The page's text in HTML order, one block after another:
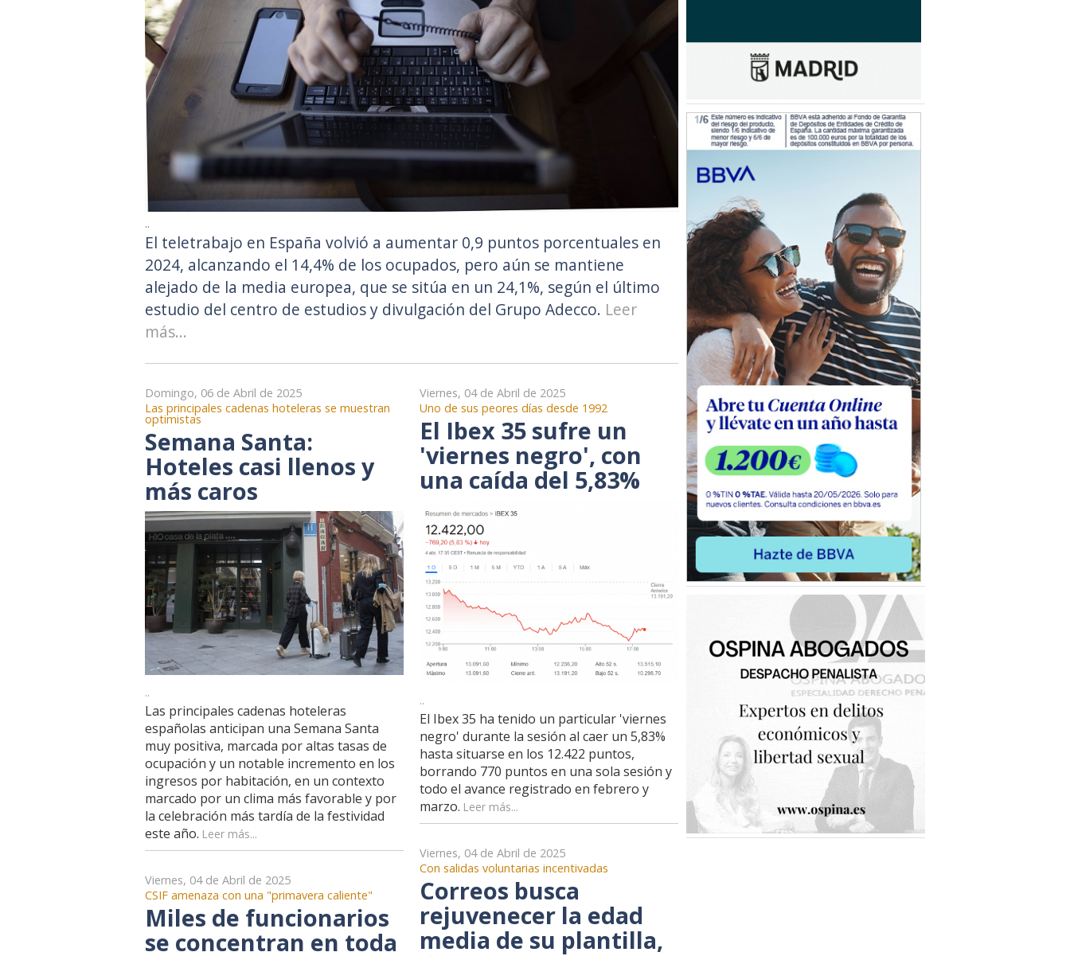
..
El teletrabajo en España volvió a aumentar 0,9 puntos porcentuales en
2024, alcanzando el 14,4% de los ocupados, pero aún se mantiene
alejado de la media europea, que se sitúa en un 24,1%, según el último
estudio del centro de estudios y divulgación del Grupo Adecco. Leer
más...
Domingo, 06 de Abril de 2025
Las principales cadenas hoteleras se muestran
optimistas
Semana Santa:
Hoteles casi llenos y
más caros
..
Las principales cadenas hoteleras
españolas anticipan una Semana Santa
muy positiva, marcada por altas tasas de
ocupación y un notable incremento en los
ingresos por habitación, en un contexto
marcado por un clima más favorable y por
la celebración más tardía de la festividad
este año. Leer más...
Viernes, 04 de Abril de 2025
CSIF amenaza con una "primavera caliente"
Miles de funcionarios
se concentran en toda
Viernes, 04 de Abril de 2025
Uno de sus peores días desde 1992
El Ibex 35 sufre un
'viernes negro', con
una caída del 5,83%
..
El Ibex 35 ha tenido un particular 'viernes
negro' durante la sesión al caer un 5,83%
hasta situarse en los 12.422 puntos,
borrando 770 puntos en una sola sesión y
todo el avance registrado en febrero y
marzo. Leer más...
Viernes, 04 de Abril de 2025
Con salidas voluntarias incentivadas
Correos busca
rejuvenecer la edad
media de su plantilla,